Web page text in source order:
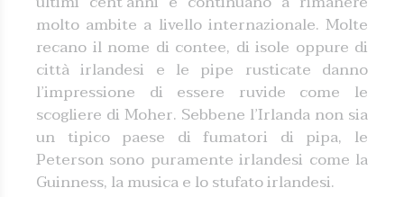
molto ambite a livello internazionale. Molte
recano il nome di contee, di isole oppure di
città irlandesi e le pipe rusticate danno
l’impressione di essere ruvide come le
scogliere di Moher. Sebbene l’Irlanda non sia
un tipico paese di fumatori di pipa, le
Peterson sono puramente irlandesi come la
Guinness, la musica e lo stufato irlandesi.